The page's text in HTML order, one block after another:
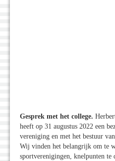
Gesprek met het college.
heeft op 31 augustus 2022 een
vereniging en met het bestuur
Wij vinden het belangrijk om te
sportverenigingen, knelpunten te